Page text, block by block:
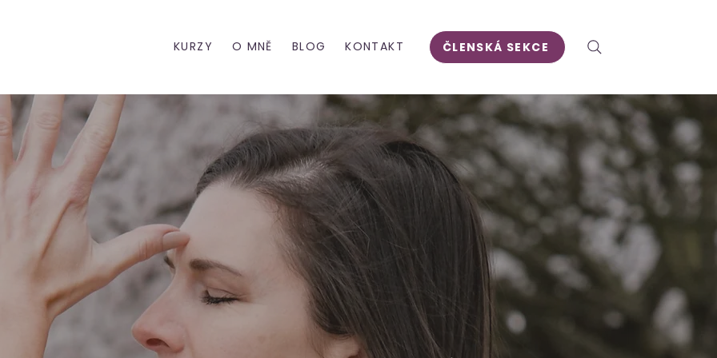
KURZY O MNĚ BLOG KONTAKT ČLENSKÁ SEKCE